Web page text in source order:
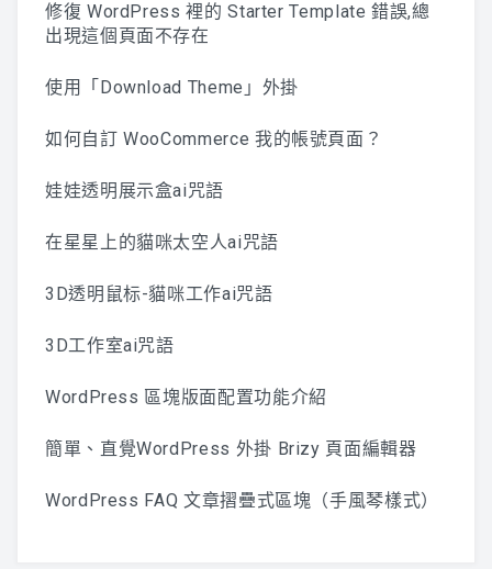
修復 WordPress 裡的 Starter Template 錯誤,總
出現這個頁面不存在
使用「Download Theme」外掛
如何自訂 WooCommerce 我的帳號頁面？
娃娃透明展示盒ai咒語
在星星上的貓咪太空人ai咒語
3D透明鼠标-貓咪工作ai咒語
3D工作室ai咒語
WordPress 區塊版面配置功能介紹
簡單、直覺WordPress 外掛 Brizy 頁面編輯器
WordPress FAQ 文章摺疊式區塊（手風琴樣式）